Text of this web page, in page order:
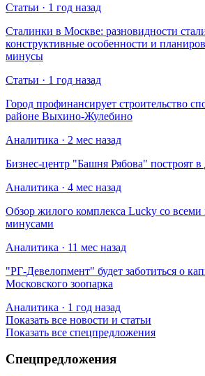
Статьи · 1 год назад
Сталинки в Москве: разновидности
конструктивные особенности и
минусы
Статьи · 1 год назад
Город профинансирует строительство
районе Выхино-Жулебино
Аналитика · 2 мес назад
Бизнес-центр "Башня Рябова" построят
Аналитика · 4 мес назад
Обзор жилого комплекса Lucky со
минусами
Аналитика · 11 мес назад
​"РГ-Девелопмент" будет заботиться о
Московского зоопарка
Аналитика · 1 год назад
Показать все новости и статьи
Показать все спецпредложения
Спецпредложения